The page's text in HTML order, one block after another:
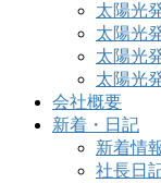
太陽光
太陽光
太陽光
太陽光
会社概要
新着・日記
新着情
社長日